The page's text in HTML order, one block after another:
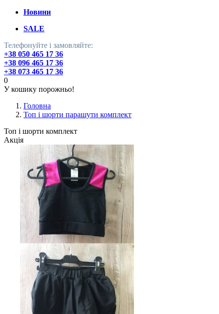
Новини
SALE
Телефонуйте і замовляйте:
+38 050 465 17 36
+38 096 465 17 36
+38 073 465 17 36
0
У кошику порожньо!
Головна
Топ і шорти парашути комплект
Топ і шорти комплект
Акція